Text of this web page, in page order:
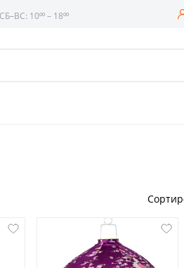
СБ–ВС: 10⁰⁰ – 18⁰⁰